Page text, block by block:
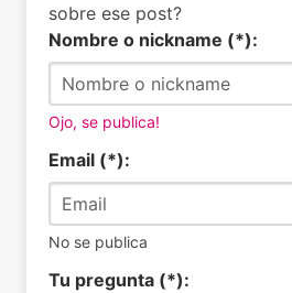
sobre ese post?
Nombre o nickname (*):
Ojo, se publica!
Email (*):
No se publica
Tu pregunta (*):